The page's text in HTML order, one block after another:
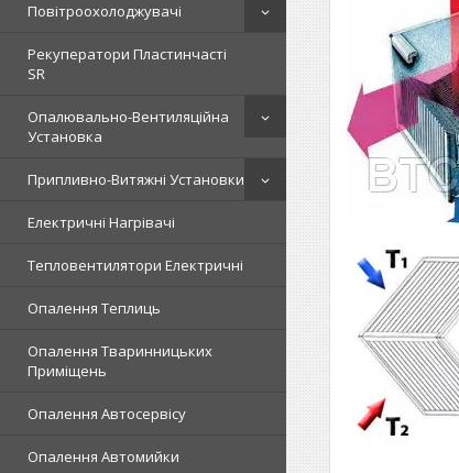
Повітроохолоджувачі
Рекуператори Пластинчасті
SR
Опалювально-Вентиляційна
Установка
Припливно-Витяжні Установки
Електричні Нагрівачі
Тепловентилятори Електричні
Опалення Теплиць
Опалення Тваринницьких
Приміщень
Опалення Автосервісу
Опалення Автомийки